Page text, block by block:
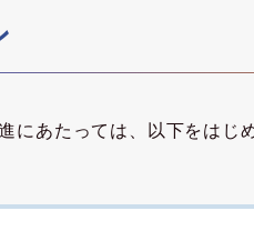
にあたっては、以下をはじ